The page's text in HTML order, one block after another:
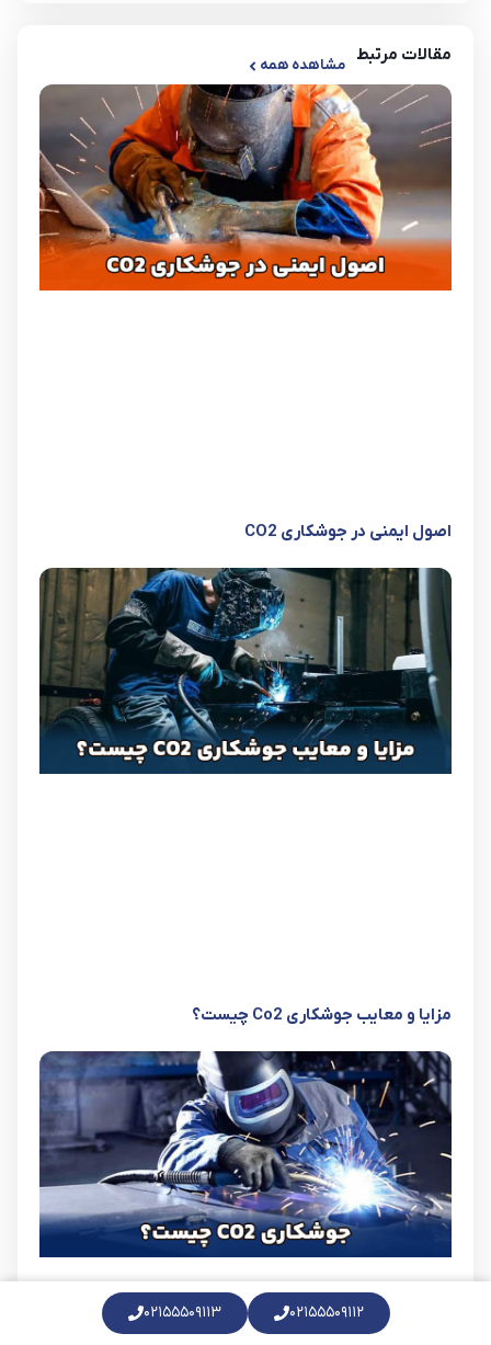
مقالات مرتبط مشاهده همه
اصول ایمنی در جوشکاری CO2
مزایا و معایب جوشکاری Co2 چیست؟
۰۲۱۵۵۵۰۹۱۱۲ ۰۲۱۵۵۵۰۹۱۱۳